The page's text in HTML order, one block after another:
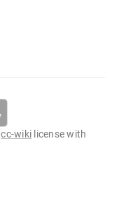
cc-wiki license with